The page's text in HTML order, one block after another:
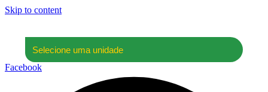
Skip to content
Facebook